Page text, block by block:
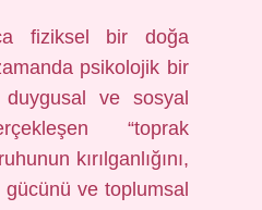
fiziksel bir doğa
psikolojik bir
ve sosyal
“toprak
kırılganlığını,
gücünü ve toplumsal